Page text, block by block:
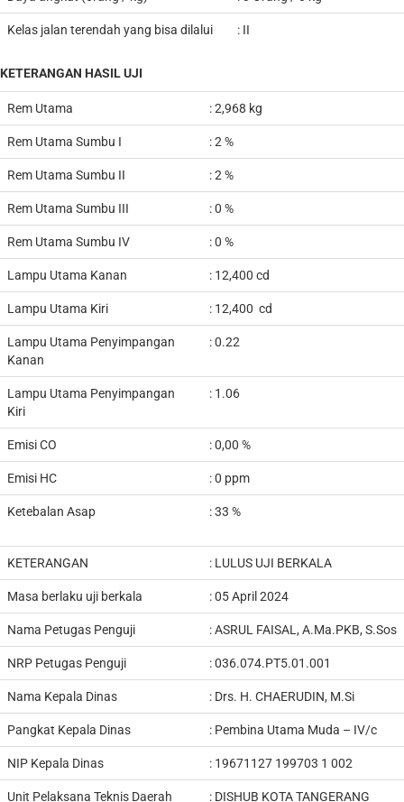
Kelas jalan terendah yang bisa dilalui : II
KETERANGAN HASIL UJI
Rem Utama : 2,968 kg
Rem Utama Sumbu I : 2 %
Rem Utama Sumbu II : 2 %
Rem Utama Sumbu III : 0 %
Rem Utama Sumbu IV : 0 %
Lampu Utama Kanan : 12,400 cd
Lampu Utama Kiri : 12,400 cd
Lampu Utama Penyimpangan
Kanan
: 0.22
Lampu Utama Penyimpangan
Kiri
: 1.06
Emisi CO : 0,00 %
Emisi HC : 0 ppm
Ketebalan Asap : 33 %
KETERANGAN : LULUS UJI BERKALA
Masa berlaku uji berkala : 05 April 2024
Nama Petugas Penguji :ASRUL FAISAL, A.Ma.PKB, S.Sos
NRP Petugas Penguji :036.074.PT5.01.001
Nama Kepala Dinas : Drs. H. CHAERUDIN, M.Si
Pangkat Kepala Dinas : Pembina Utama Muda – IV/c
NIP Kepala Dinas : 19671127 199703 1 002
Unit Pelaksana Teknis Daerah : DISHUB KOTA TANGERANG